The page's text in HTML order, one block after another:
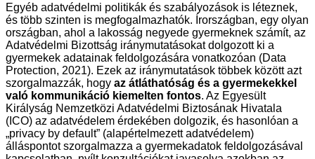
Egyéb adatvédelmi politikák és szabályozások is léteznek,
és több szinten is megfogalmazhatók. Írországban, egy olyan
országban, ahol a lakosság negyede gyermeknek számít, az
Adatvédelmi Bizottság iránymutatásokat dolgozott ki a
gyermekek adatainak feldolgozására vonatkozóan (Data
Protection, 2021). Ezek az iránymutatások többek között azt
szorgalmazzák, hogy az átláthatóság és a gyermekekkel
való kommunikáció kiemelten fontos. Az Egyesült
Királyság Nemzetközi Adatvédelmi Biztosának Hivatala
(ICO) az adatvédelem érdekében dolgozik, és hasonlóan a
„privacy by default” (alapértelmezett adatvédelem)
álláspontot szorgalmazza a gyermekadatok feldolgozásával